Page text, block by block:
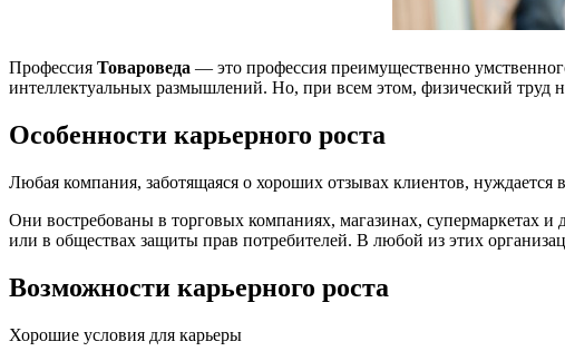
Профессия Товароведа — это профессия преимущественно
интеллектуальных размышлений. Но, при всем этом, физический труд
Особенности карьерного роста
Любая компания, заботящаяся о хороших отзывах клиентов,
Они востребованы в торговых компаниях, магазинах, супермаркетах
или в обществах защиты прав потребителей. В любой из этих
Возможности карьерного роста
Хорошие условия для карьеры